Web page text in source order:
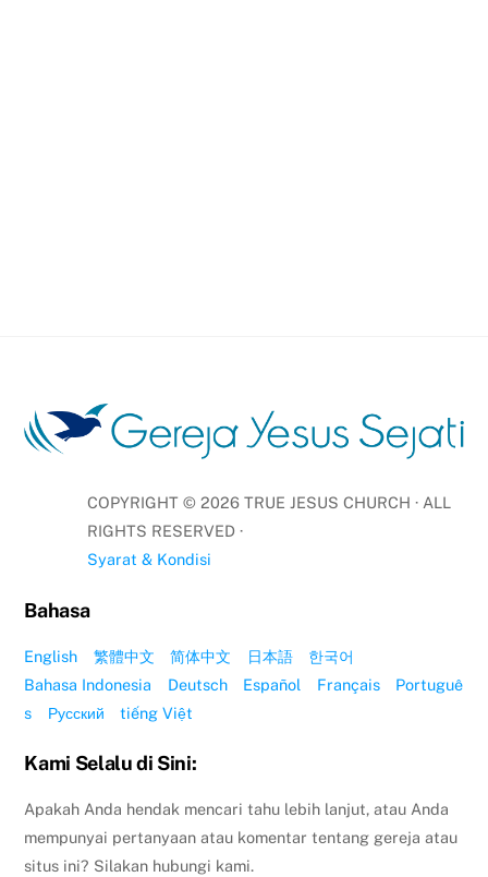
COPYRIGHT © 2026 TRUE JESUS CHURCH · ALL
RIGHTS RESERVED ·
Syarat & Kondisi
Bahasa
English 繁體中文 简体中文 日本語
한국어
Bahasa Indonesia
Deutsch Español Français
Portuguê
s
Русский tiếng Việt
Kami Selalu di Sini:
Apakah Anda hendak mencari tahu lebih lanjut, atau Anda
mempunyai pertanyaan atau komentar tentang gereja atau
situs ini? Silakan hubungi kami.